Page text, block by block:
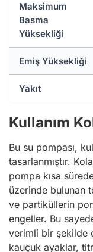
Maksimum
Basma
Yüksekliği
Emiş Yüksekliği
Yakıt
Kullanım
Bu su pompası,
tasarlanmıştır.
pompa kısa
üzerinde bulunan
ve partiküllerin
engeller. Bu
verimli bir şekilde
kauçuk ayaklar,